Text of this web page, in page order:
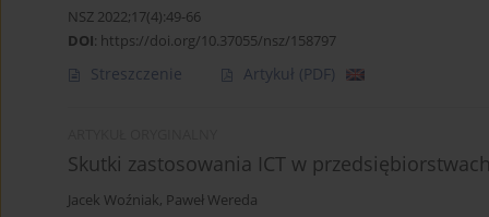
NSZ 2022;17(4):49-66
DOI: https://doi.org/10.37055/nsz/158797
Streszczenie Artykuł (PDF)
Skutki zastosowania ICT w
Jacek Woźniak, Paweł Wereda